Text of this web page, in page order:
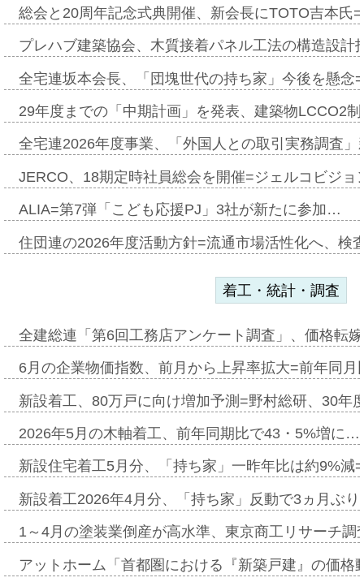
総会と20周年記念式典開催、新会長にTOTO吉本氏
プレハブ建築協会、木質接着パネル工法の構造設
全宅連坂本会長、「団塊世代の持ち家」今後を懸
29年度までの「中期計画」を発表、建築物LCCO2
全宅連2026年度事業、「外国人との取引実務調査
JERCO、18期定時社員総会を開催=ジェルコビジ
ALIA=第7弾「こども応援PJ」3社が新たに参加…
住団連の2026年度活動方針=流通市場活性化へ、検
着工・統計・調査
全建総連「第6回工務店アンケート調査」、価格転
6月の企業物価指数、前月から上昇率拡大=前年同
新設着工、80万戸に向け増加予測=野村総研、30年
2026年5月の木軸着工、前年同期比で43・5%増に…
新設住宅着工5月分、「持ち家」一昨年比は約9%
新設着工2026年4月分、「持ち家」反動で3ヵ月ぶ
1～4月の塗装業倒産が高水準、東京商工リサーチ
アットホーム「首都圏における『新築戸建』の価